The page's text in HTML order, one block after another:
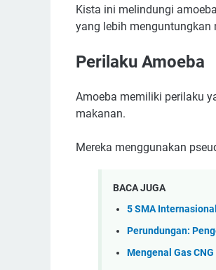
Kista ini melindungi
yang lebih menguntungkan
Perilaku Amoeba
Amoeba memiliki perilaku
makanan.
Mereka menggunakan
BACA JUGA
5 SMA
Perundungan:
Mengenal Gas